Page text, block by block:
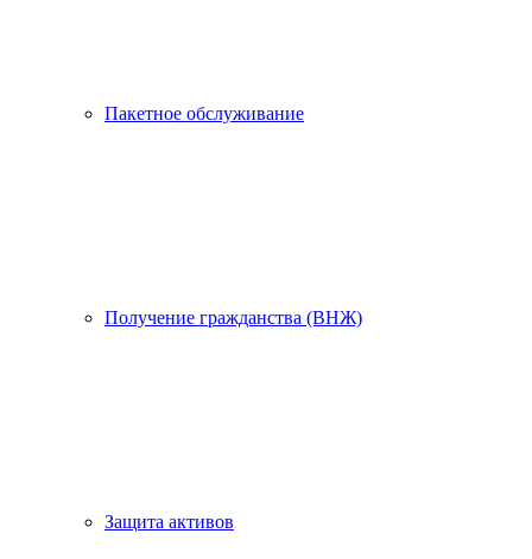
Пакетное обслуживание
Получение гражданства (ВНЖ)
Защита активов